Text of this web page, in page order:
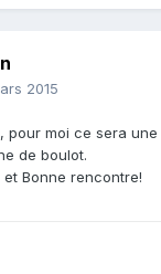
2015
pour moi ce sera
de boulot.
et Bonne rencontre!